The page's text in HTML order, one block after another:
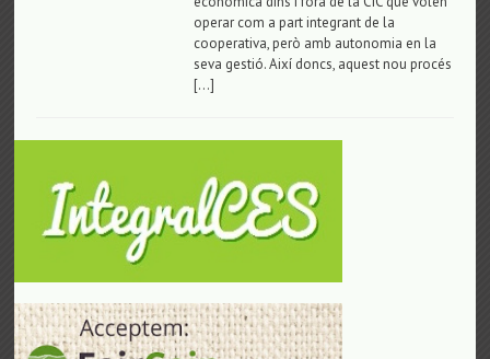
operar com a part integrant de la
cooperativa, però amb autonomia en la
seva gestió. Així doncs, aquest nou procés
[…]